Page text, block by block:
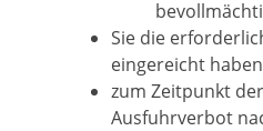
Sie die
eingereicht
zum Zeitpunkt
Ausfuhrverbot